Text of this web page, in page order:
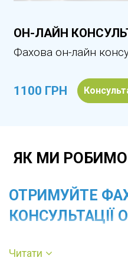
ОН-ЛАЙН
Фахова он-лайн
1100 ГРН
ЯК МИ
ОТРИМУЙТЕ
КОНСУЛЬТАЦІЇ
Для того, щоб
Читати